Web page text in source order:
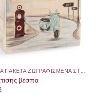
βέσπα